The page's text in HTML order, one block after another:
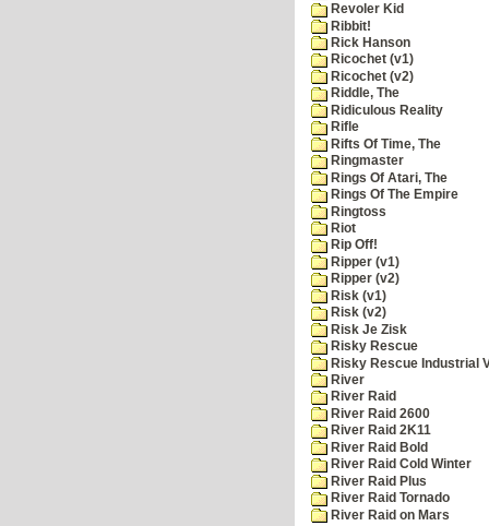
Revoler Kid
Ribbit!
Rick Hanson
Ricochet (v1)
Ricochet (v2)
Riddle, The
Ridiculous Reality
Rifle
Rifts Of Time, The
Ringmaster
Rings Of Atari, The
Rings Of The Empire
Ringtoss
Riot
Rip Off!
Ripper (v1)
Ripper (v2)
Risk (v1)
Risk (v2)
Risk Je Zisk
Risky Rescue
Risky Rescue Industrial
River
River Raid
River Raid 2600
River Raid 2K11
River Raid Bold
River Raid Cold Winter
River Raid Plus
River Raid Tornado
River Raid on Mars